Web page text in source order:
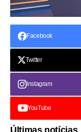
Facebook
Twitter
Instagram
YouTube